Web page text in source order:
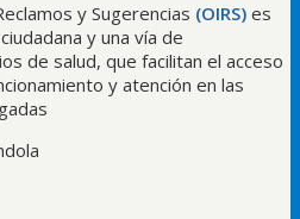
y Sugerencias (OIRS) es
y una vía de
de salud, que facilitan el acceso
y atención en las